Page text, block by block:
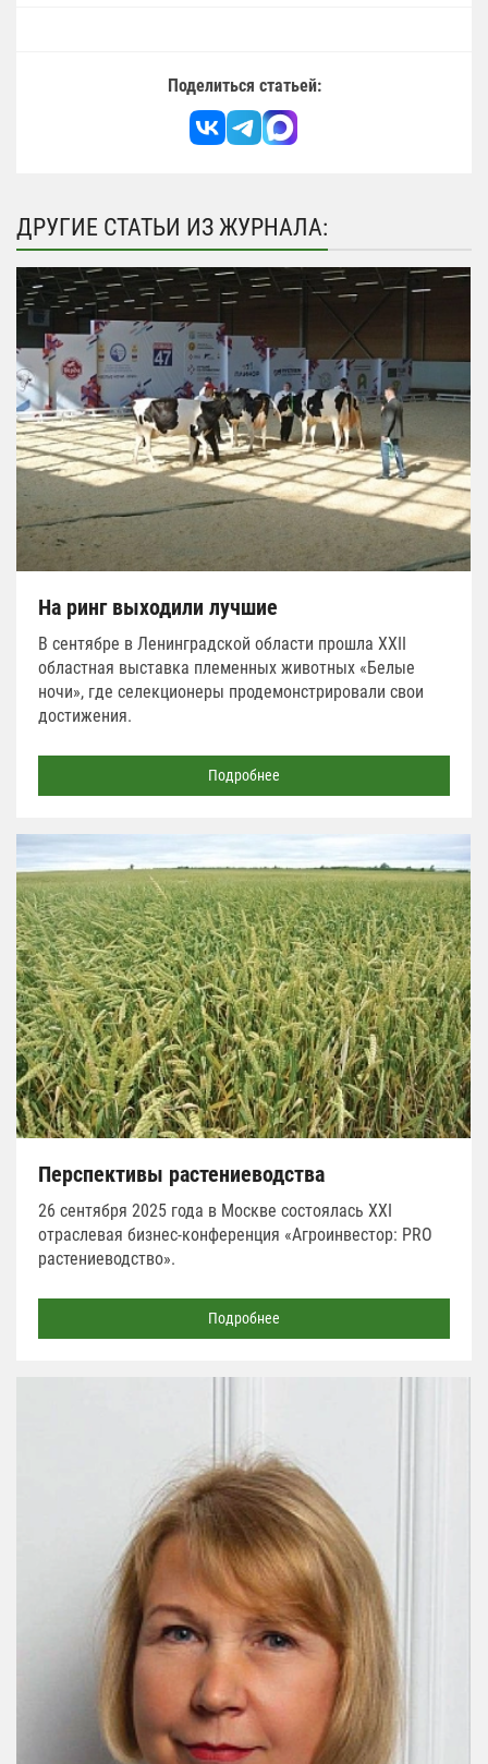
Поделиться статьей:
ДРУГИЕ СТАТЬИ ИЗ ЖУРНАЛА:
На ринг выходили лучшие
В сентябре в Ленинградской области прошла XXII
областная выставка племенных животных «Белые
ночи», где селекционеры продемонстрировали свои
достижения.
Подробнее
Перспективы растениеводства
26 сентября 2025 года в Москве состоялась XXI
отраслевая бизнес-конференция «Агроинвестор: PRO
растениеводство».
Подробнее